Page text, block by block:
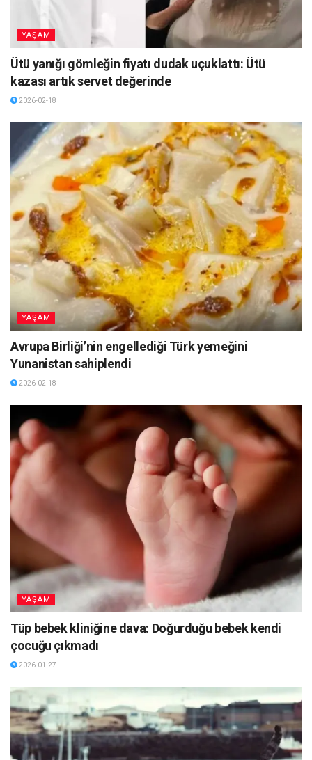
YAŞAM
Ütü yanığı gömleğin fiyatı dudak uçuklattı: Ütü
kazası artık servet değerinde
2026-02-18
YAŞAM
Avrupa Birliği’nin engellediği Türk yemeğini
Yunanistan sahiplendi
2026-02-18
YAŞAM
Tüp bebek kliniğine dava: Doğurduğu bebek kendi
çocuğu çıkmadı
2026-01-27